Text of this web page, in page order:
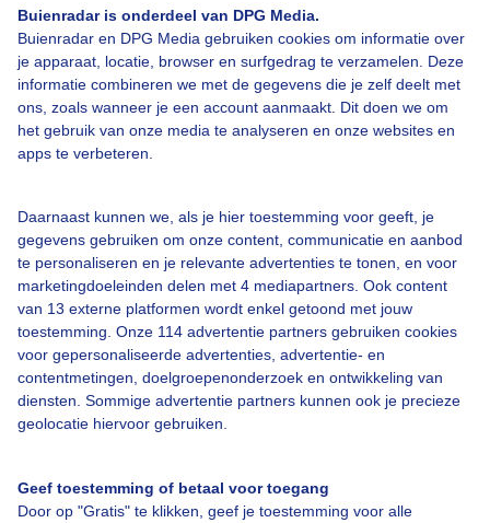
Buienradar is onderdeel van DPG Media.
Buienradar en DPG Media gebruiken cookies om informatie over
je apparaat, locatie, browser en surfgedrag te verzamelen. Deze
informatie combineren we met de gegevens die je zelf deelt met
ons, zoals wanneer je een account aanmaakt. Dit doen we om
het gebruik van onze media te analyseren en onze websites en
apps te verbeteren.
Daarnaast kunnen we, als je hier toestemming voor geeft, je
gegevens gebruiken om onze content, communicatie en aanbod
te personaliseren en je relevante advertenties te tonen, en voor
marketingdoeleinden delen met 4 mediapartners. Ook content
van 13 externe platformen wordt enkel getoond met jouw
toestemming. Onze 114 advertentie partners gebruiken cookies
voor gepersonaliseerde advertenties, advertentie- en
contentmetingen, doelgroepenonderzoek en ontwikkeling van
diensten. Sommige advertentie partners kunnen ook je precieze
geolocatie hiervoor gebruiken.
Geef toestemming of betaal voor toegang
Door op "Gratis" te klikken, geef je toestemming voor alle
Een moment geduld aub...
Over Buienradar
Bedrijfsgegevens
Veelgestelde vragen
Contact
Gebruikersvoorwaarden